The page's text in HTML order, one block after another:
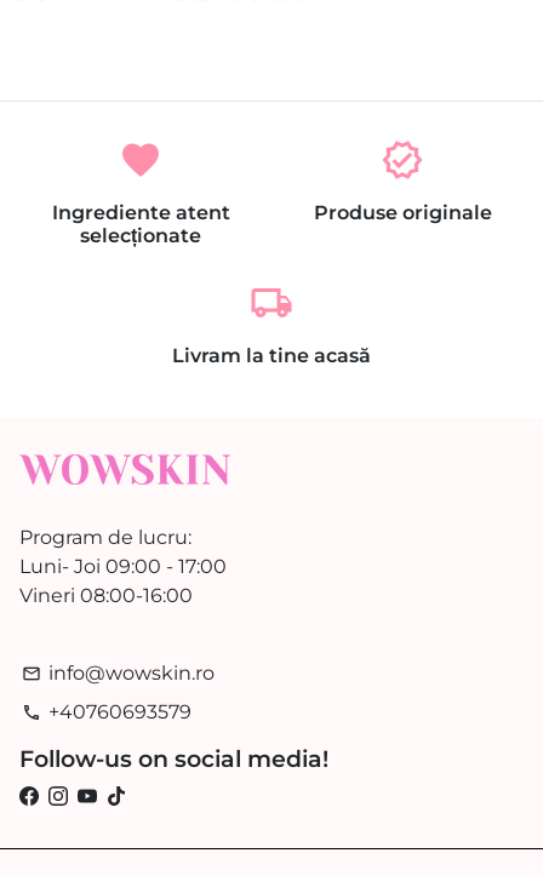
favorite
Ingrediente atent
selecționate
verified
Produse originale
local_shipping
Livram la tine acasă
Program de lucru:
Luni- Joi 09:00 - 17:00
Vineri 08:00-16:00
email info@wowskin.ro
phone +40760693579
Follow-us on social media!